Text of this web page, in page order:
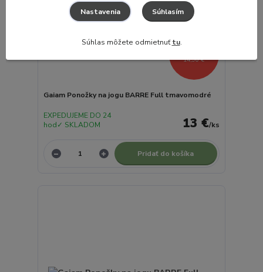
14,90 €
Gaiam Ponožky na jogu BARRE Full tmavomodré
13 €/ks
EXPEDUJEME DO 24
hod✓ SKLADOM
Pridať do košíka
Nastavenia Súhlasím
Súhlas môžete odmietnuťtu.